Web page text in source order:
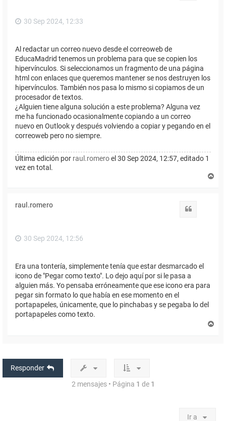
30 Sep 2024, 12:33
Al redactar un correo nuevo desde el correoweb de
EducaMadrid tenemos un problema para que se copien los
hipervínculos. Si seleccionamos un fragmento de una página
html con enlaces que queremos mantener se nos destruyen los
hipervínculos. También nos pasa lo mismo si copiamos de un
procesador de textos.
¿Alguien tiene alguna solución a este problema? Alguna vez
me ha funcionado ocasionalmente copiando a un correo
nuevo en Outlook y después volviendo a copiar y pegando en el
correoweb pero no siempre.
Última edición por raul.romeroel 30 Sep 2024, 12:57, editado 1
vez en total.
raul.romero
30 Sep 2024, 12:56
Era una tontería, simplemente tenía que estar desmarcado el
icono de "Pegar como texto". Lo dejo aquí por si le pasa a
alguien más. Yo pensaba erróneamente que ese icono era para
pegar sin formato lo que había en ese momento en el
portapapeles, únicamente, que lo pinchabas y se pegaba lo del
portapapeles como texto.
Responder
2 mensajes • Página 1 de 1
Ir a